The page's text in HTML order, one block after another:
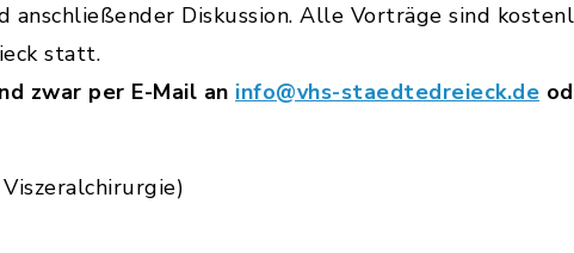
anschließender Diskussion. Alle Vorträge sind
statt.
zwar per E-Mail an info@vhs-staedtedreieck.de